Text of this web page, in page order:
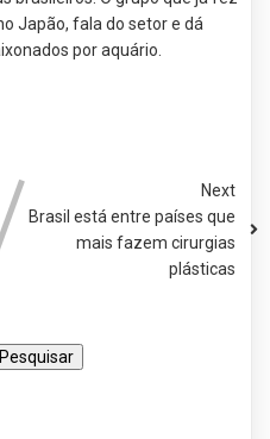
Japão, fala do setor e dá
por aquário.
Next
Brasil está entre países que
mais fazem cirurgias
plásticas
Pesquisar